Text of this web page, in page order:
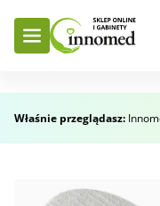
Właśnie przeglądasz: